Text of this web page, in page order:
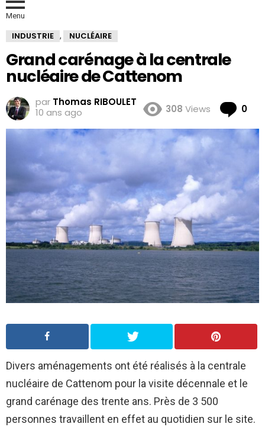
Menu
INDUSTRIE , NUCLÉAIRE
Grand carénage à la centrale
nucléaire de Cattenom
par Thomas RIBOULET
10 ans ago
308 Views 0
Divers aménagements ont été réalisés à la centrale
nucléaire de Cattenom pour la visite décennale et le
grand carénage des trente ans. Près de 3 500
personnes travaillent en effet au quotidien sur le site.